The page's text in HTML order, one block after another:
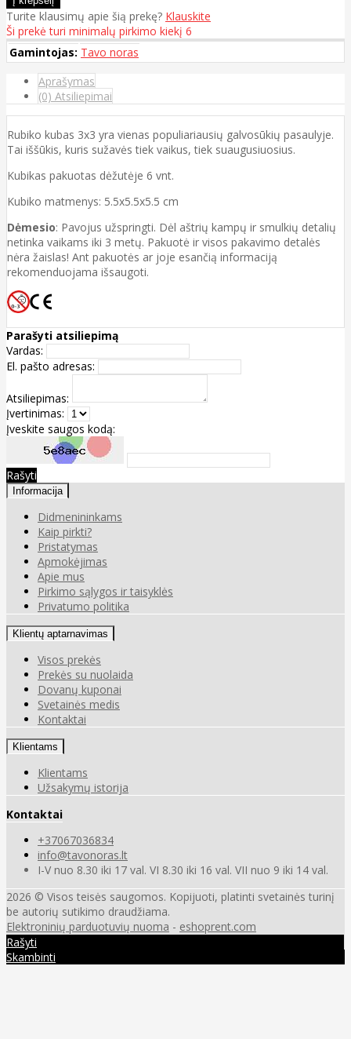
Turite klausimų apie šią prekę? Klauskite
Ši prekė turi minimalų pirkimo kiekį 6
Gamintojas: Tavo noras
Aprašymas
(0) Atsiliepimai
Rubiko kubas 3x3 yra vienas populiariausių galvosūkių pasaulyje.
Tai iššūkis, kuris sužavės tiek vaikus, tiek suaugusiuosius.
Kubikas pakuotas dėžutėje 6 vnt.
Kubiko matmenys: 5.5x5.5x5.5 cm
Dėmesio: Pavojus užspringti. Dėl aštrių kampų ir smulkių detalių
netinka vaikams iki 3 metų. Pakuotė ir visos pakavimo detalės
nėra žaislas! Ant pakuotės ar joje esančią informaciją
rekomenduojama išsaugoti.
Parašyti atsiliepimą
Vardas:
El. pašto adresas:
Atsiliepimas:
Įvertinimas:
Įveskite saugos kodą:
Rašyti
Informacija
Didmenininkams
Kaip pirkti?
Pristatymas
Apmokėjimas
Apie mus
Pirkimo sąlygos ir taisyklės
Privatumo politika
Klientų aptarnavimas
Visos prekės
Prekės su nuolaida
Dovanų kuponai
Svetainės medis
Kontaktai
Klientams
Klientams
Užsakymų istorija
Kontaktai
+37067036834
info@tavonoras.lt
I-V nuo 8.30 iki 17 val. VI 8.30 iki 16 val. VII nuo 9 iki 14 val.
2026 © Visos teisės saugomos. Kopijuoti, platinti svetainės turinį
be autorių sutikimo draudžiama.
Elektroninių parduotuvių nuoma - eshoprent.com
Rašyti
Skambinti